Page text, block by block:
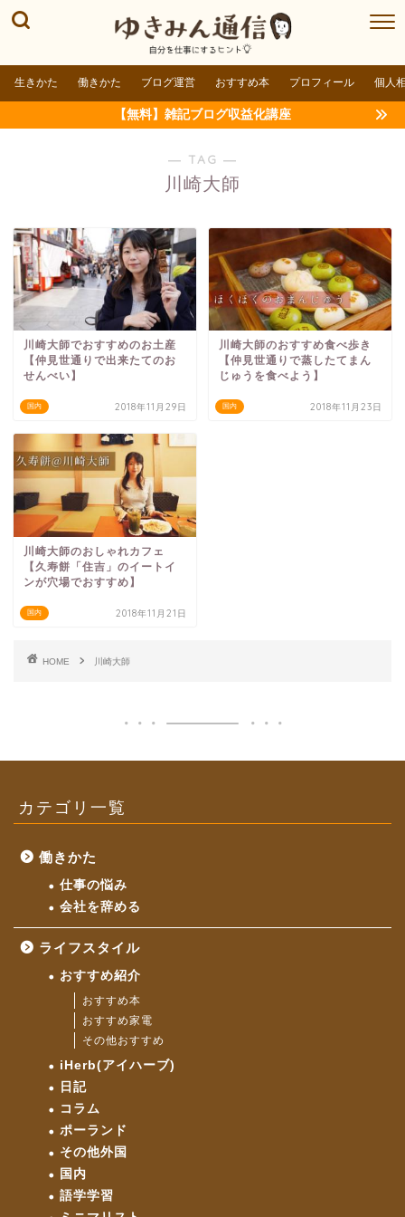
生きかた 働きかた ブログ運営 おすすめ本 プロフィール 個人
【無料】雑記ブログ収益化講座
― TAG ―
川崎大師
国内
川崎大師でおすすめのお土産
【仲見世通りで出来たてのお
せんべい】
2018年11月29日 国内
川崎大師のおすすめ食べ歩き
【仲見世通りで蒸したてまん
じゅうを食べよう】
2018年11月23日
国内
川崎大師のおしゃれカフェ
【久寿餅「住吉」のイートイ
ンが穴場でおすすめ】
2018年11月21日
HOME 川崎大師
カテゴリ一覧
働きかた
仕事の悩み
会社を辞める
ライフスタイル
おすすめ紹介
おすすめ本
おすすめ家電
その他おすすめ
iHerb(アイハーブ)
日記
コラム
ポーランド
その他外国
国内
語学学習